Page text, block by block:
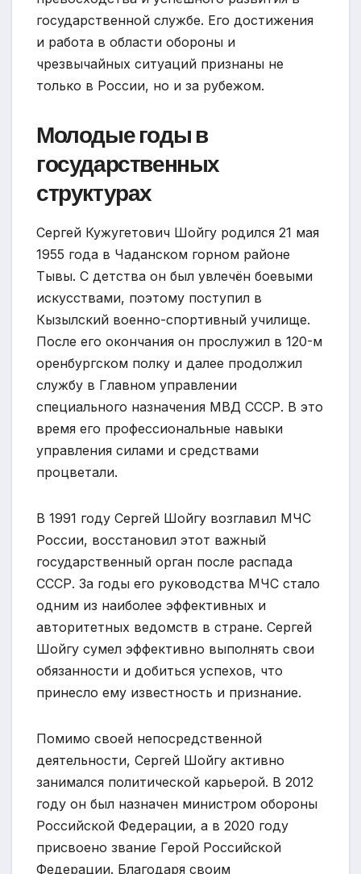
государственной службе. Его достижения
и работа в области обороны и
чрезвычайных ситуаций признаны не
только в России, но и за рубежом.
Молодые годы в
государственных
структурах
Сергей Кужугетович Шойгу родился 21 мая
1955 года в Чаданском горном районе
Тывы. С детства он был увлечён боевыми
искусствами, поэтому поступил в
Кызылский военно-спортивный училище.
После его окончания он прослужил в 120-м
оренбургском полку и далее продолжил
службу в Главном управлении
специального назначения МВД СССР. В это
время его профессиональные навыки
управления силами и средствами
процветали.
В 1991 году Сергей Шойгу возглавил МЧС
России, восстановил этот важный
государственный орган после распада
СССР. За годы его руководства МЧС стало
одним из наиболее эффективных и
авторитетных ведомств в стране. Сергей
Шойгу сумел эффективно выполнять свои
обязанности и добиться успехов, что
принесло ему известность и признание.
Помимо своей непосредственной
деятельности, Сергей Шойгу активно
занимался политической карьерой. В 2012
году он был назначен министром обороны
Российской Федерации, а в 2020 году
присвоено звание Герой Российской
Федерации. Благодаря своим